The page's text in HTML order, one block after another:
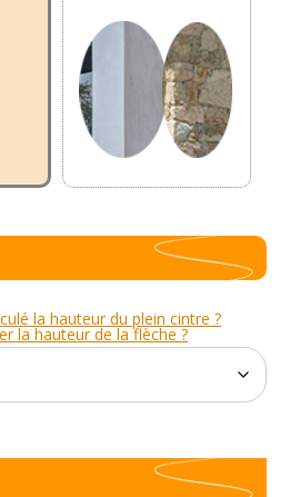
la hauteur du plein cintre ?
la hauteur de la flèche ?